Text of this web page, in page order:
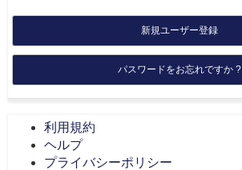
新規ユーザー登録
パスワードをお忘れですか ?
利用規約
ヘルプ
プライバシーポリシー